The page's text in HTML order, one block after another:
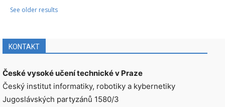
See older results
KONTAKT
České vysoké učení technické v Praze
Český institut informatiky, robotiky a kybernetiky
Jugoslávských partyzánů 1580/3